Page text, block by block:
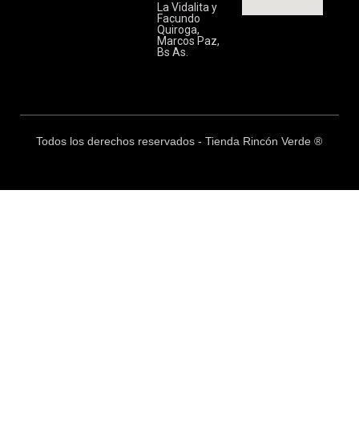
La Vidalita y
Facundo
Quiroga,
Marcos Paz,
Bs As.
Todos los derechos reservados - Tienda Rincón Verde ®